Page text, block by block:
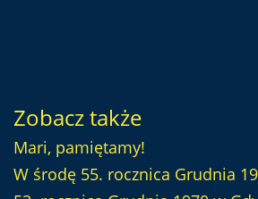
Zobacz także
Mari, pamiętamy!
W środę 55. rocznica Grudnia